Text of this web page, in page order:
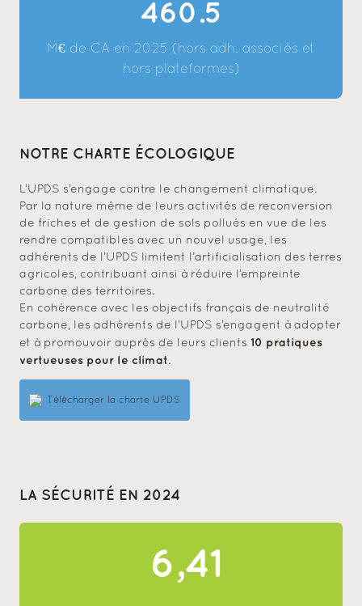
460.5
M€ de CA en 2025 (hors adh. associés et
hors plateformes)
NOTRE CHARTE ÉCOLOGIQUE
L’UPDS s’engage contre le changement climatique.
Par la nature même de leurs activités de reconversion
de friches et de gestion de sols pollués en vue de les
rendre compatibles avec un nouvel usage, les
adhérents de l’UPDS limitent l’artificialisation des terres
agricoles, contribuant ainsi à réduire l’empreinte
carbone des territoires.
En cohérence avec les objectifs français de neutralité
carbone, les adhérents de l’UPDS s’engagent à adopter
et à promouvoir auprès de leurs clients 10 pratiques
vertueuses pour le climat.
Télécharger la charte UPDS
LA SÉCURITÉ EN 2024
6,41